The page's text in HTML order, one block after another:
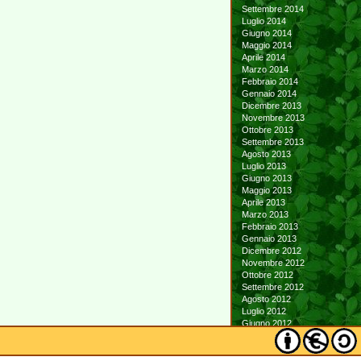
Settembre 2014
Luglio 2014
Giugno 2014
Maggio 2014
Aprile 2014
Marzo 2014
Febbraio 2014
Gennaio 2014
Dicembre 2013
Novembre 2013
Ottobre 2013
Settembre 2013
Agosto 2013
Luglio 2013
Giugno 2013
Maggio 2013
Aprile 2013
Marzo 2013
Febbraio 2013
Gennaio 2013
Dicembre 2012
Novembre 2012
Ottobre 2012
Settembre 2012
Agosto 2012
Luglio 2012
Giugno 2012
Maggio 2012
Aprile 2012